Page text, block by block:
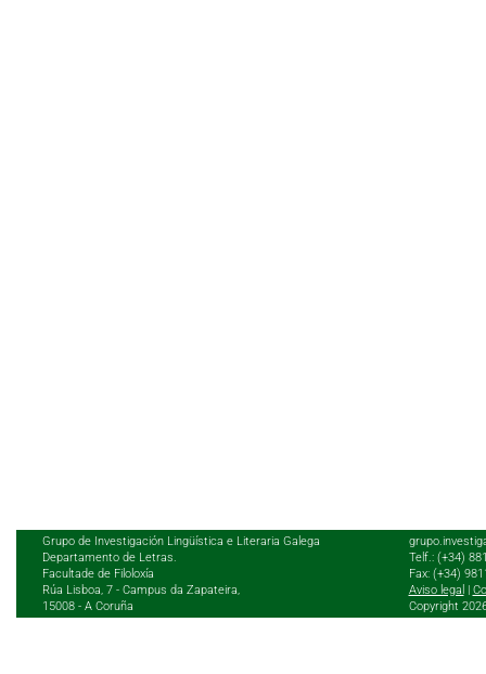
Grupo de Investigación Lingüística e Literaria Galega
Departamento de Letras.
Facultade de Filoloxía
Rúa Lisboa, 7 - Campus da Zapateira,
15008 - A Coruña
Telf.: (+34)
Fax: (+34)
Aviso legal
Copyright